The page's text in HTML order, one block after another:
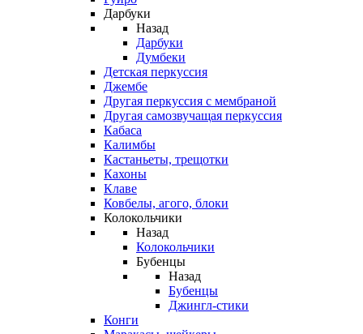
Дарбуки
Назад
Дарбуки
Думбеки
Детская перкуссия
Джембе
Другая перкуссия с мембраной
Другая самозвучащая перкуссия
Кабаса
Калимбы
Кастаньеты, трещотки
Кахоны
Клаве
Ковбелы, агого, блоки
Колокольчики
Назад
Колокольчики
Бубенцы
Назад
Бубенцы
Джингл-стики
Конги